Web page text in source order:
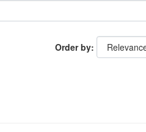
Order by